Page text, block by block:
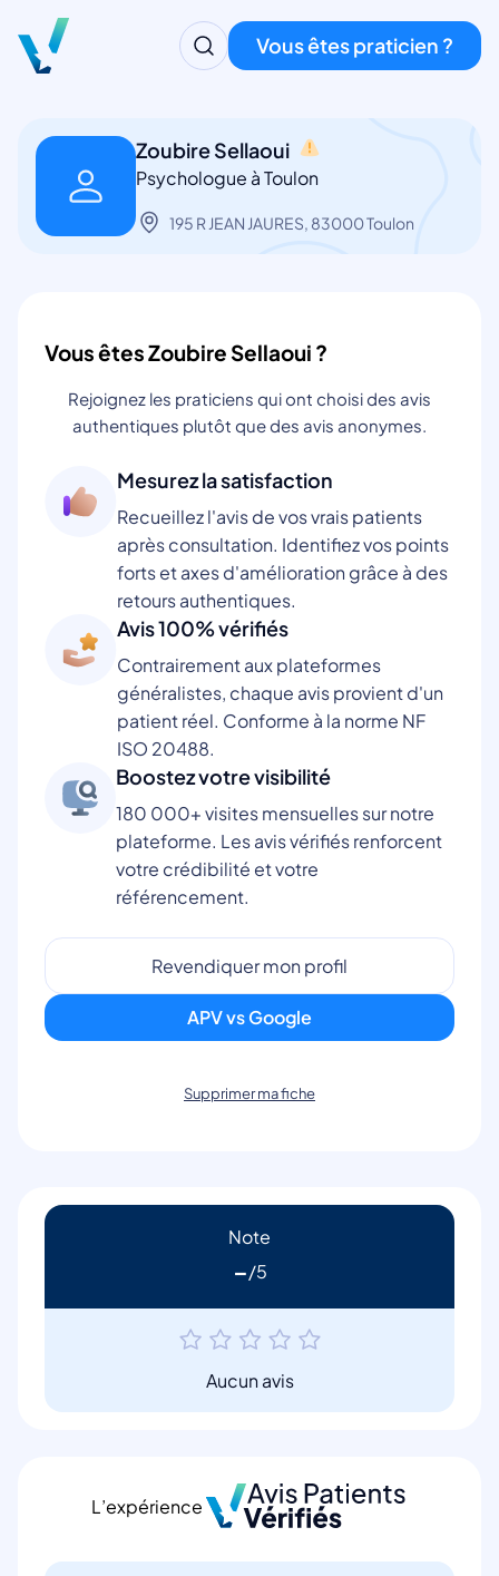
Vous êtes praticien ?
Zoubire Sellaoui
Psychologue à Toulon
195 R JEAN JAURES, 83000 Toulon
Vous êtes Zoubire Sellaoui ?
Rejoignez les praticiens qui ont choisi des avis
authentiques plutôt que des avis anonymes.
Mesurez la satisfaction
Recueillez l'avis de vos vrais patients
après consultation. Identifiez vos points
forts et axes d'amélioration grâce à des
retours authentiques.
Avis 100% vérifiés
Contrairement aux plateformes
généralistes, chaque avis provient d'un
patient réel. Conforme à la norme NF
ISO 20488.
Boostez votre visibilité
180 000+ visites mensuelles sur notre
plateforme. Les avis vérifiés renforcent
votre crédibilité et votre
référencement.
Revendiquer mon profil
APV vs Google
Supprimer ma fiche
Note
-
Aucun avis
L’expérience